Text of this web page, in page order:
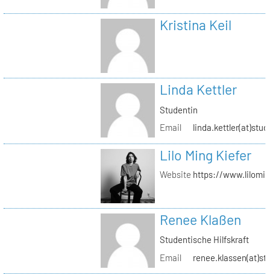
Kristina Keil
Linda Kettler
Studentin
Email
Lilo Ming Kiefer
Website https://
Renee Klaßen
Studentische Hilfskraft
Email